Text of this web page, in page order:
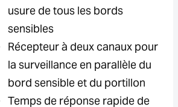
usure de tous les bords
sensibles
Récepteur à deux canaux pour
la surveillance en parallèle du
bord sensible et du portillon
Temps de réponse rapide de